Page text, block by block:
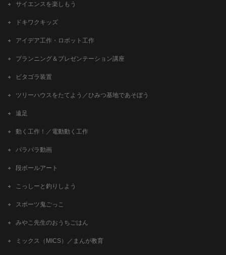
サイエンスを楽しもう
ドキワクキッズ
アイデア工作・ロボット工作
プランニング＆プレゼンテーション講座
ビタゴラ装置
ツリーハウスをたてよう／ひみつ基地であそぼう
遠足
動く工作！／電動動く工作
パラパラ動画
段ボールアート
こっしーと釣りしよう
スポーツ鬼ごっこ
みやこ先生のおうちごはん
ミックス（MICS）／まんが教育